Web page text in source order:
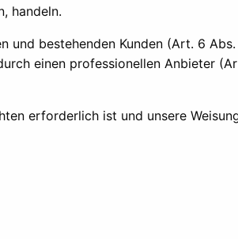
handeln.
bestehenden Kunden (Art. 6 Abs.
einen professionellen Anbieter
erforderlich ist und unsere